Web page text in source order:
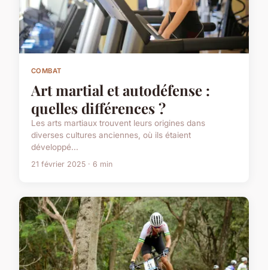
COMBAT
Art martial et autodéfense :
quelles différences ?
Les arts martiaux trouvent leurs origines dans
diverses cultures anciennes, où ils étaient
développé...
21 février 2025 · 6 min